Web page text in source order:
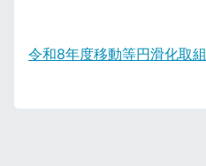
令和8年度移動等円滑化取